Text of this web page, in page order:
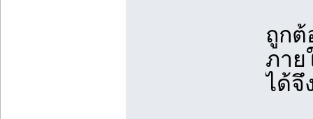
ถูกต้
ภาย
ได้จึ